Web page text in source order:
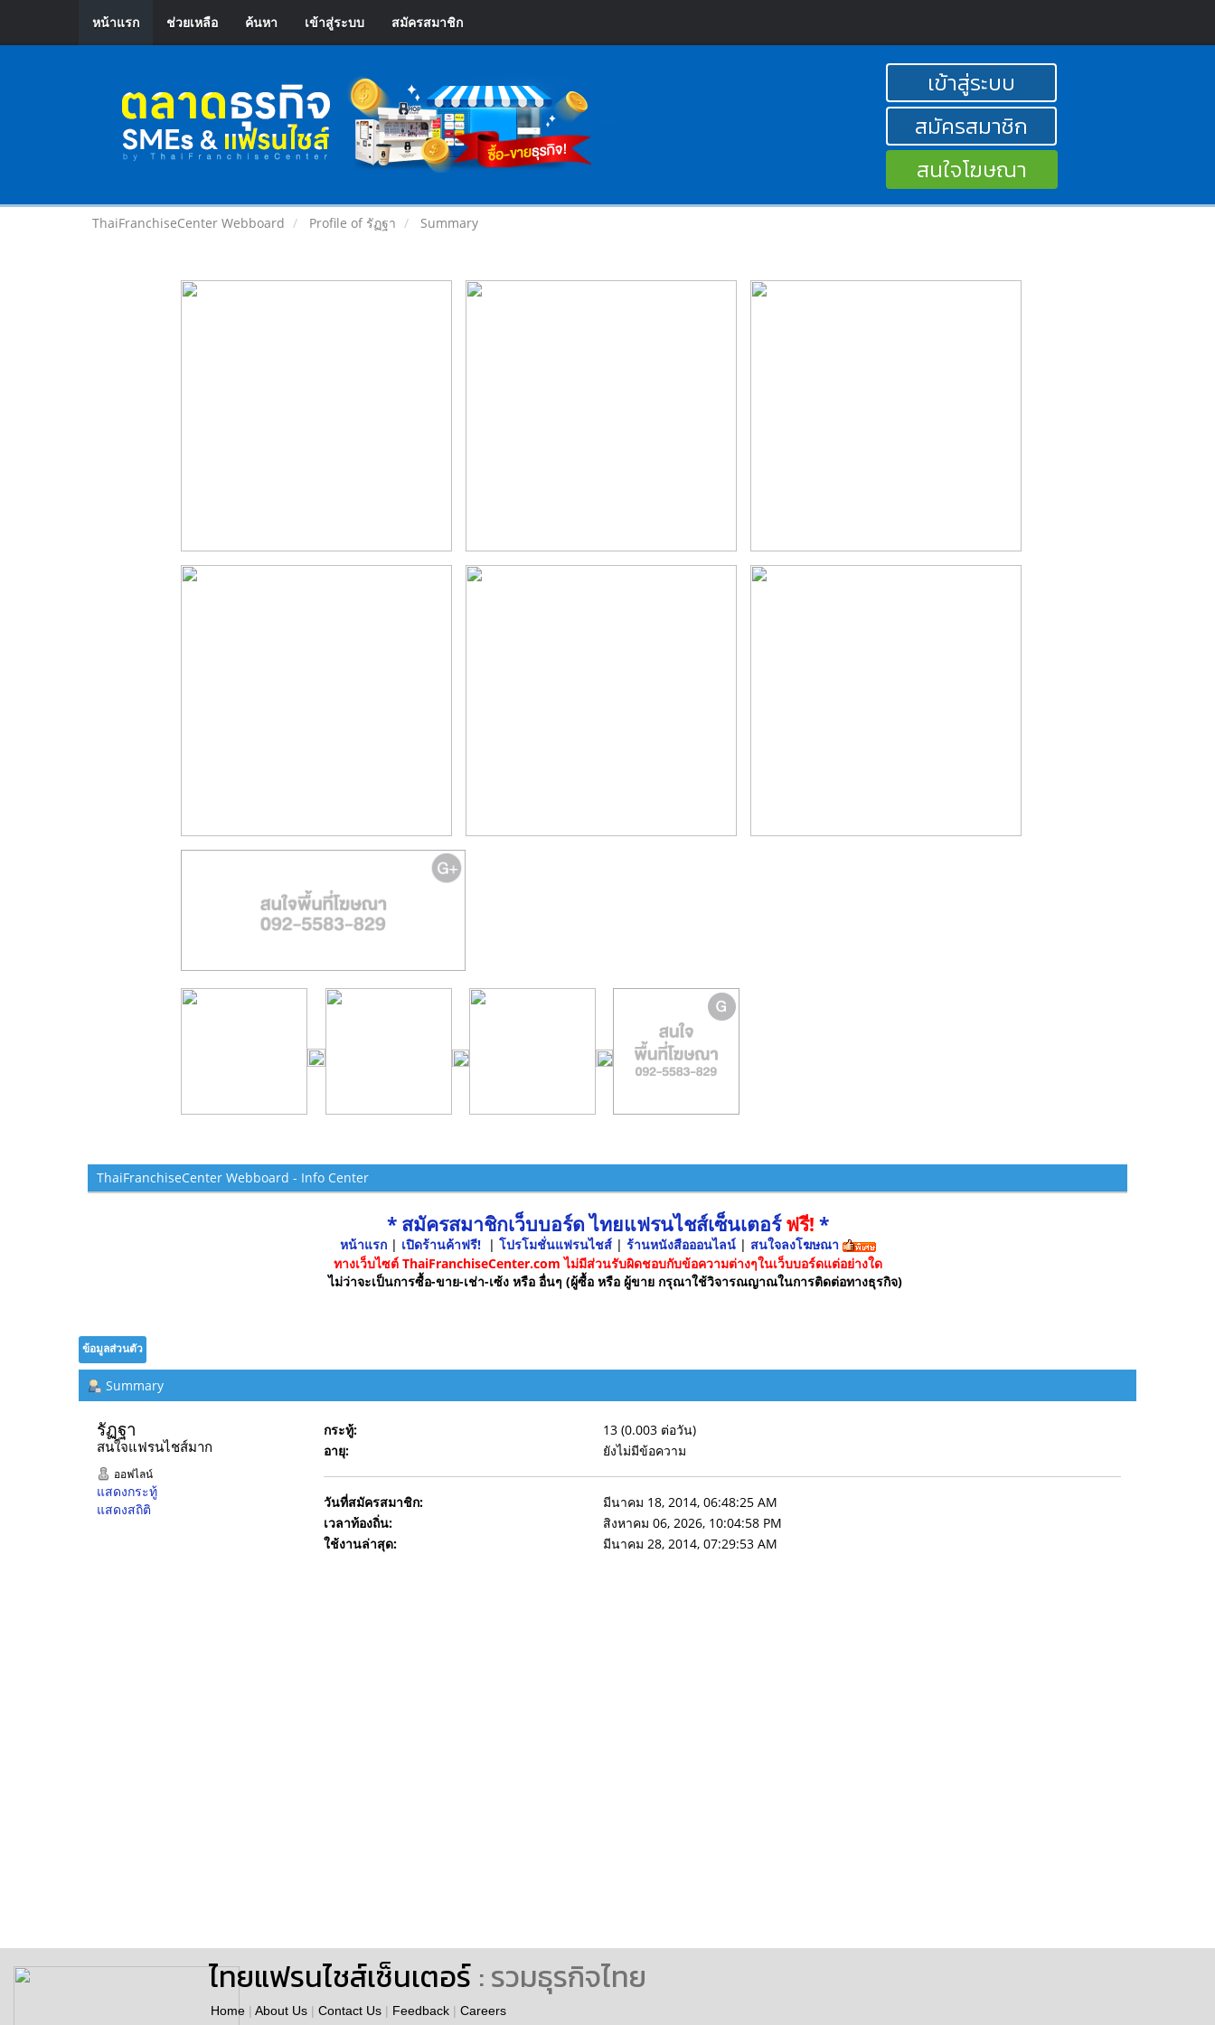
หน้าแรก ช่วยเหลือ ค้นหา เข้าสู่ระบบ สมัครสมาชิก
เข้าสู่ระบบ
สมัครสมาชิก
สนใจโฆษณา
ThaiFranchiseCenter Webboard Profile of รัฏฐา Summary
ThaiFranchiseCenter Webboard - Info Center
* สมัครสมาชิกเว็บบอร์ด ไทยแฟรนไชส์เซ็นเตอร์ฟรี! *
หน้าแรก| เปิดร้านค้าฟรี! | โปรโมชั่นแฟรนไชส์ | ร้านหนังสือออนไลน์ | สนใจลงโฆษณา
ทางเว็บไซต์ ThaiFranchiseCenter.com ไม่มีส่วนรับผิดชอบกับข้อความต่างๆในเว็บบอร์ดแต่อย่างใด
ไม่ว่าจะเป็นการซื้อ-ขาย-เช่า-เซ้ง หรือ อื่นๆ (ผู้ซื้อ หรือ ผู้ขาย กรุณาใช้วิจารณญาณในการติดต่อทางธุรกิจ)
ข้อมูลส่วนตัว
Summary
รัฏฐา
สนใจแฟรนไชส์มาก
ออฟไลน์
แสดงกระทู้
แสดงสถิติ
กระทู้:
13 (0.003 ต่อวัน)
อายุ:
ยังไม่มีข้อความ
วันที่สมัครสมาชิก:
มีนาคม 18, 2014, 06:48:25 AM
เวลาท้องถิ่น:
สิงหาคม 06, 2026, 10:04:58 PM
ใช้งานล่าสุด:
มีนาคม 28, 2014, 07:29:53 AM
ไทยแฟรนไชส์เซ็นเตอร์ : รวมธุรกิจไทย
Home | About Us | Contact Us | Feedback | Careers